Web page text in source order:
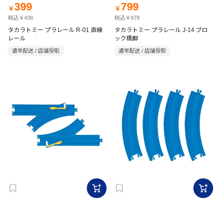
￥399
税込￥438
タカラトミー プラレール R-01 直線
レール
通常配送 / 店舗受取
￥ 799
税込￥878
タカラトミー プラレール J-14 ブロ
ック橋脚
通常配送 / 店舗受取